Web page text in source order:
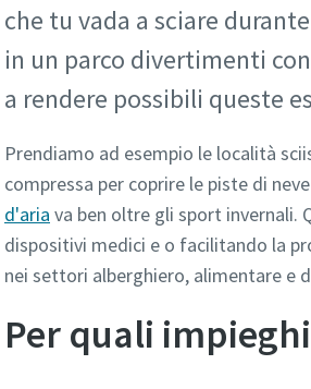
che tu vada a sciare
in un parco divertimenti
a rendere possibili queste
Prendiamo ad esempio le località
compressa per coprire le piste di
d'aria va ben oltre gli sport invernali.
dispositivi medici e o facilitando la
nei settori alberghiero, alimentare e
Per quali